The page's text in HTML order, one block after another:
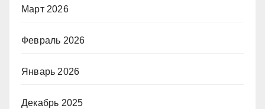
Март 2026
Февраль 2026
Январь 2026
Декабрь 2025